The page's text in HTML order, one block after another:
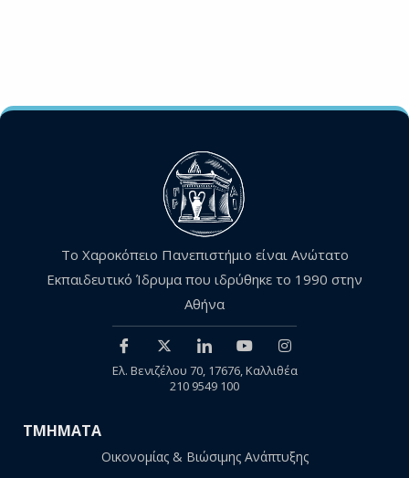
Το Χαροκόπειο Πανεπιστήμιο είναι Ανώτατο
Εκπαιδευτικό Ίδρυμα που ιδρύθηκε το 1990 στην
Αθήνα
Ελ. Βενιζέλου 70, 17676, Καλλιθέα
210 9549 100
ΤΜΗΜΑΤΑ
Οικονομίας & Βιώσιμης Ανάπτυξης